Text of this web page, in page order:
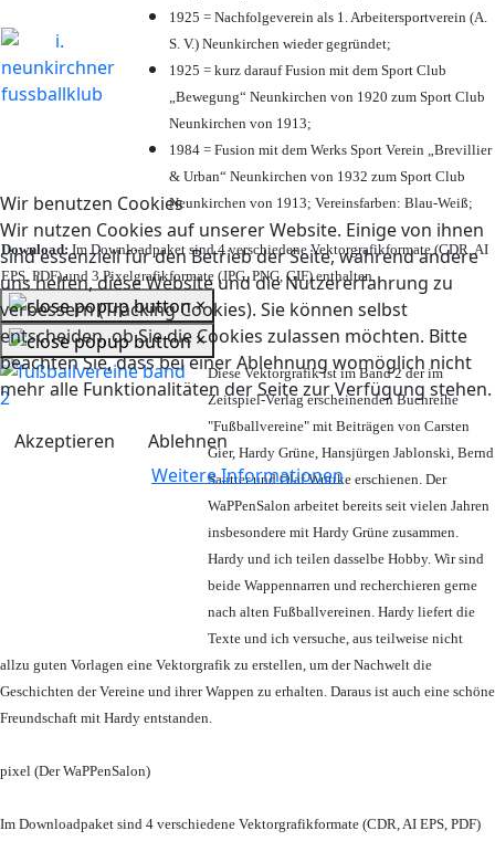
Wir benutzen Cookies
Wir nutzen Cookies auf unserer Website. Einige von ihnen
sind essenziell für den Betrieb der Seite, während andere
uns helfen, diese Website und die Nutzererfahrung zu
verbessern (Tracking Cookies). Sie können selbst
entscheiden, ob Sie die Cookies zulassen möchten. Bitte
beachten Sie, dass bei einer Ablehnung womöglich nicht
mehr alle Funktionalitäten der Seite zur Verfügung stehen.
Akzeptieren
Ablehnen
Weitere Informationen
1925 = Nachfolgeverein als 1. Arbeitersportverein (A.
S. V.) Neunkirchen wieder gegründet;
1925 = kurz darauf Fusion mit dem Sport Club
„Bewegung“ Neunkirchen von 1920 zum Sport Club
Neunkirchen von 1913;
1984 = Fusion mit dem Werks Sport Verein „Brevillier
& Urban“ Neunkirchen von 1932 zum Sport Club
Neunkirchen von 1913; Vereinsfarben: Blau-Weiß;
Download: Im Downloadpaket sind 4 verschiedene Vektorgrafikformate (CDR, AI
EPS, PDF) und 3 Pixelgrafikformate (JPG, PNG, GIF) enthalten.
×
×
Diese Vektorgrafik ist im Band 2 der im
Zeitspiel-Verlag erscheinenden Buchreihe
"Fußballvereine" mit Beiträgen von Carsten
Gier, Hardy Grüne, Hansjürgen Jablonski, Bernd
Sautter und Olaf Wuttke erschienen. Der
WaPPenSalon arbeitet bereits seit vielen Jahren
insbesondere mit Hardy Grüne zusammen.
Hardy und ich teilen dasselbe Hobby. Wir sind
beide Wappennarren und recherchieren gerne
nach alten Fußballvereinen. Hardy liefert die
Texte und ich versuche, aus teilweise nicht
allzu guten Vorlagen eine Vektorgrafik zu erstellen, um der Nachwelt die
Geschichten der Vereine und ihrer Wappen zu erhalten. Daraus ist auch eine schöne
Freundschaft mit Hardy entstanden.
pixel (Der WaPPenSalon)
Im Downloadpaket sind 4 verschiedene Vektorgrafikformate (CDR, AI EPS, PDF)